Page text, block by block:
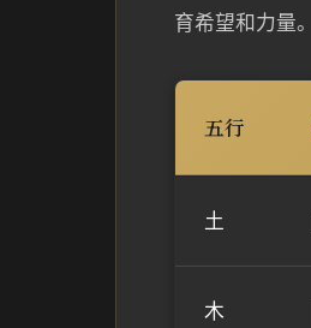
育希望和力量。
五行
土
木